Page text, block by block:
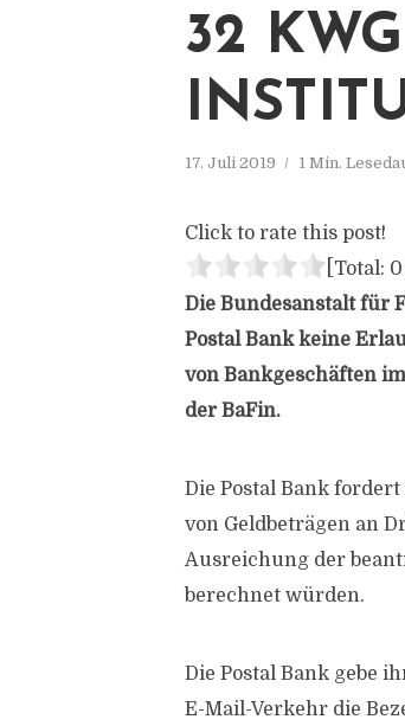
32
17. Juli 2019 1 Min.
Click to rate this post!
[Total: 0
Die Bundesanstalt für
Postal Bank keine
von Bankgeschäften
der BaFin.
Die Postal Bank
von Geldbeträgen an
Ausreichung der
berechnet würden.
Die Postal Bank gebe
E-Mail-Verkehr die